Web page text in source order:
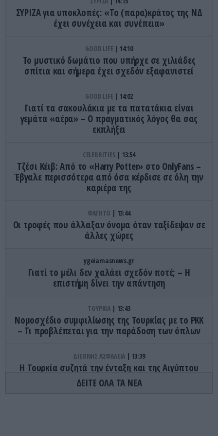
ΣΥΡΙΖΑ για υποκλοπές: «Το (παρα)κράτος της ΝΔ
έχει συνέχεια και συνέπεια»
GOOD LIFE 14:10
Το μυστικό δωμάτιο που υπήρχε σε χιλιάδες
σπίτια και σήμερα έχει σχεδόν εξαφανιστεί
GOOD LIFE 14:02
Γιατί τα σακουλάκια με τα πατατάκια είναι
γεμάτα «αέρα» – Ο πραγματικός λόγος θα σας
εκπλήξει
CELEBRITIES 13:54
Τζέσι Κέιβ: Από το «Harry Potter» στο OnlyFans –
Έβγαλε περισσότερα από όσα κέρδισε σε όλη την
καριέρα της
ΦΑΓΗΤΟ 13:44
Οι τροφές που άλλαξαν όνομα όταν ταξίδεψαν σε
άλλες χώρες
ygeiamasnews.gr
Γιατί το μέλι δεν χαλάει σχεδόν ποτέ; – Η
επιστήμη δίνει την απάντηση
ΤΟΥΡΚΙΑ 13:43
Νομοσχέδιο συμφιλίωσης της Τουρκίας με το ΡΚΚ
– Τι προβλέπεται για την παράδοση των όπλων
ΔΙΕΘΝΗΣ ΑΣΦΑΛΕΙΑ 13:39
Η Τουρκία συζητά την ένταξη και της Αιγύπτου
στην στρατιωτική συμφωνία με Σ.Αραβία-
Πακιστάν
ΔΕΙΤΕ ΟΛΑ ΤΑ ΝΕΑ